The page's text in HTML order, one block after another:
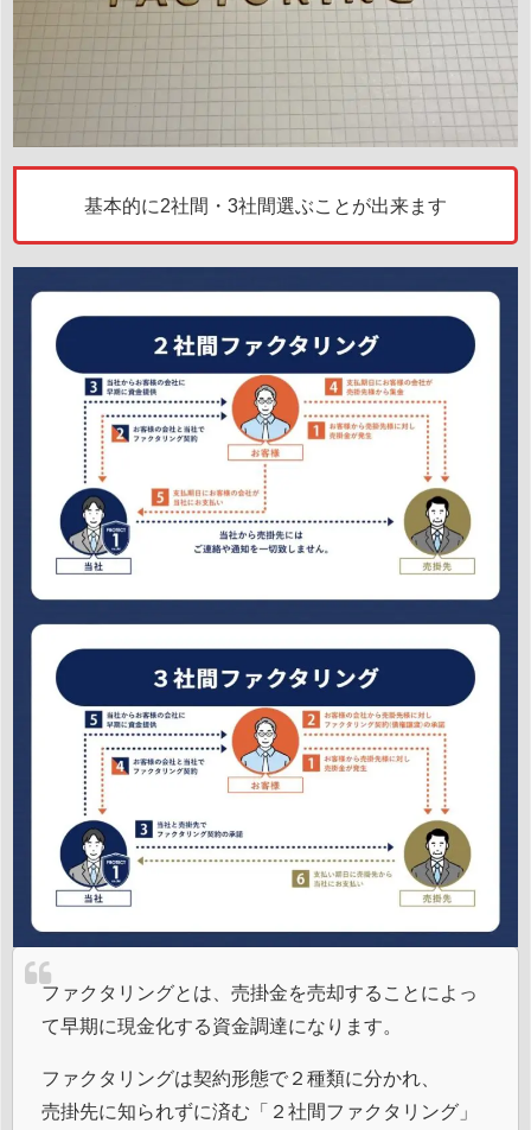
基本的に2社間・3社間選ぶことが出来ます
ファクタリングとは、売掛金を売却することによっ
て早期に現金化する資金調達になります。
ファクタリングは契約形態で２種類に分かれ、
売掛先に知られずに済む「２社間ファクタリング」